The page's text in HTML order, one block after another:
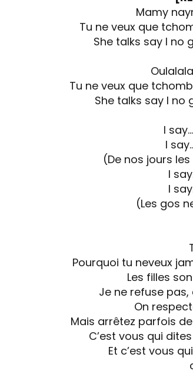
Mamy
Tu ne veux que
She talks say I no
Tu ne veux que
She talks say I no
I
I
(De nos jours
I
I
(Les gos
Pourquoi tu neveux
Les filles
Je ne refuse
On
Mais arrêtez parfois
C’est vous qui
Et c’est vous